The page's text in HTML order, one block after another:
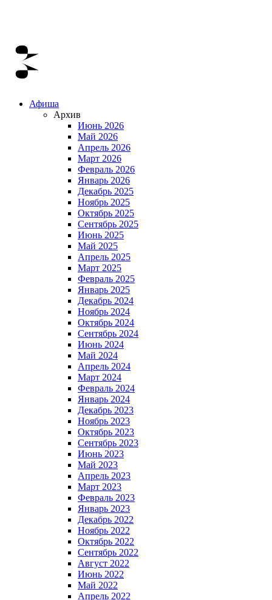
Афиша
Архив
Июнь 2026
Май 2026
Апрель 2026
Март 2026
Февраль 2026
Январь 2026
Декабрь 2025
Ноябрь 2025
Октябрь 2025
Сентябрь 2025
Июнь 2025
Май 2025
Апрель 2025
Март 2025
Февраль 2025
Январь 2025
Декабрь 2024
Ноябрь 2024
Октябрь 2024
Сентябрь 2024
Июнь 2024
Май 2024
Апрель 2024
Март 2024
Февраль 2024
Январь 2024
Декабрь 2023
Ноябрь 2023
Октябрь 2023
Сентябрь 2023
Июнь 2023
Май 2023
Апрель 2023
Март 2023
Февраль 2023
Январь 2023
Декабрь 2022
Ноябрь 2022
Октябрь 2022
Сентябрь 2022
Август 2022
Июнь 2022
Май 2022
Апрель 2022